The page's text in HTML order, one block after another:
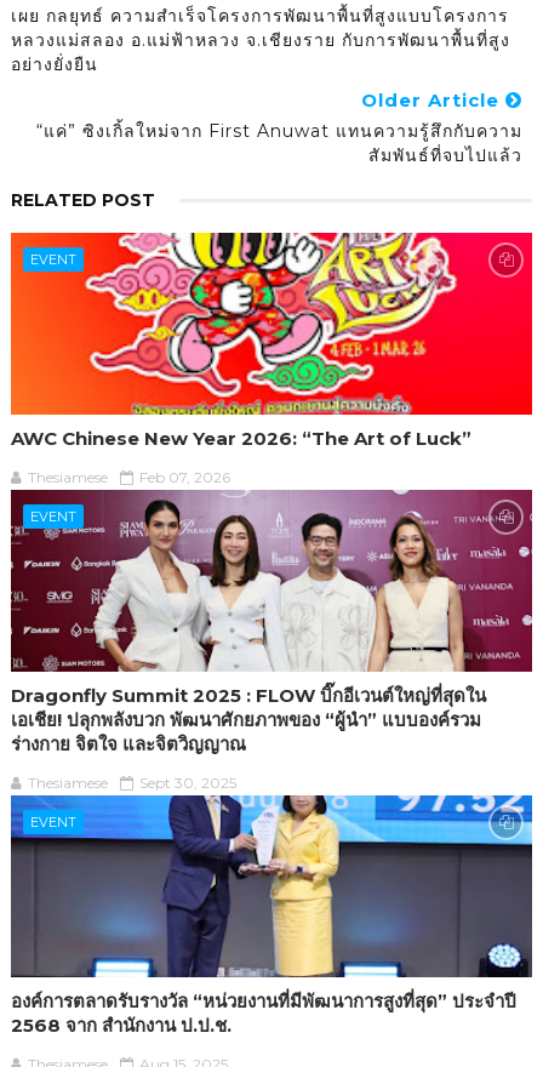
เผย กลยุทธ์ ความสำเร็จโครงการพัฒนาพื้นที่สูงแบบโครงการ
หลวงแม่สลอง อ.แม่ฟ้าหลวง จ.เชียงราย กับการพัฒนาพื้นที่สูง
อย่างยั่งยืน
Older Article
“แค่” ซิงเกิ้ลใหม่จาก First Anuwat แทนความรู้สึกกับความ
สัมพันธ์ที่จบไปแล้ว
RELATED POST
EVENT
AWC Chinese New Year 2026: “The Art of Luck”
Thesiamese Feb 07, 2026
EVENT
Dragonfly Summit 2025 : FLOW บิ๊กอีเวนต์ใหญ่ที่สุดใน
เอเชีย! ปลุกพลังบวก พัฒนาศักยภาพของ “ผู้นำ” แบบองค์รวม
ร่างกาย จิตใจ และจิตวิญญาณ
Thesiamese Sept 30, 2025
EVENT
องค์การตลาดรับรางวัล “หน่วยงานที่มีพัฒนาการสูงที่สุด” ประจำปี
2568 จาก สำนักงาน ป.ป.ช.